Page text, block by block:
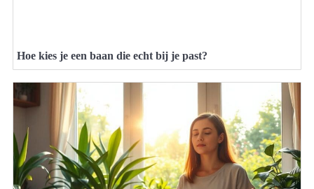
Hoe kies je een baan die echt bij je past?